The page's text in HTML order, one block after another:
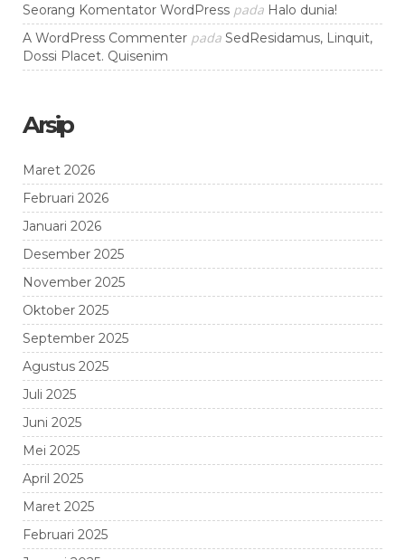
Seorang Komentator WordPress pada Halo dunia!
A WordPress Commenter pada SedResidamus, Linquit,
Dossi Placet. Quisenim
Arsip
Maret 2026
Februari 2026
Januari 2026
Desember 2025
November 2025
Oktober 2025
September 2025
Agustus 2025
Juli 2025
Juni 2025
Mei 2025
April 2025
Maret 2025
Februari 2025